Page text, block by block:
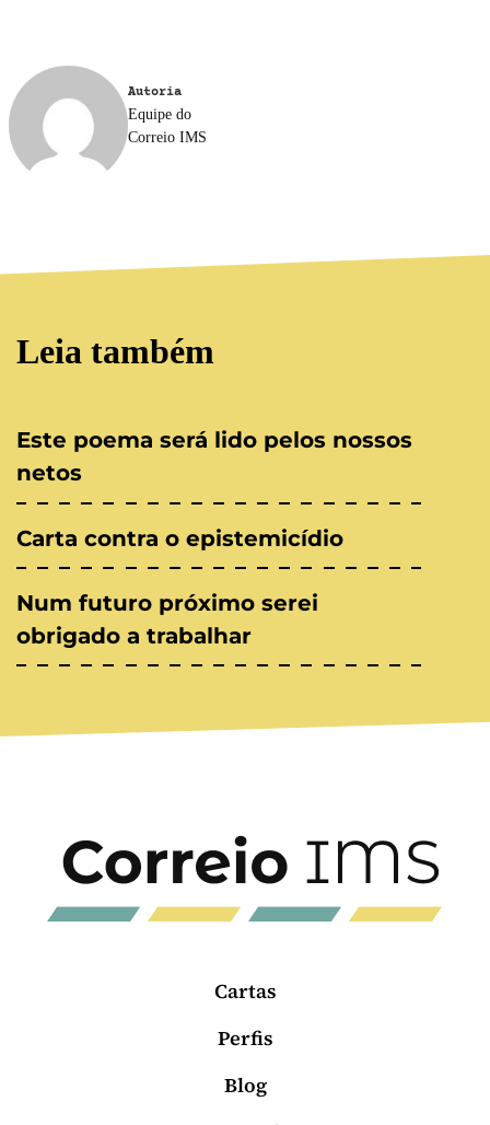
Autoria
Equipe do
Correio IMS
Leia também
Este poema será lido pelos nossos
netos
Carta contra o epistemicídio
Num futuro próximo serei
obrigado a trabalhar
Cartas
Perfis
Blog